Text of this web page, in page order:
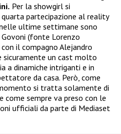
Per la showgirl si
partecipazione al reality
ultime settimane sono
Govoni (fonte Lorenzo
il compagno Alejandro
sicuramente un cast molto
a dinamiche intriganti e in
da casa. Però, come
si tratta solamente di
come sempre va preso con le
ufficiali da parte di Mediaset